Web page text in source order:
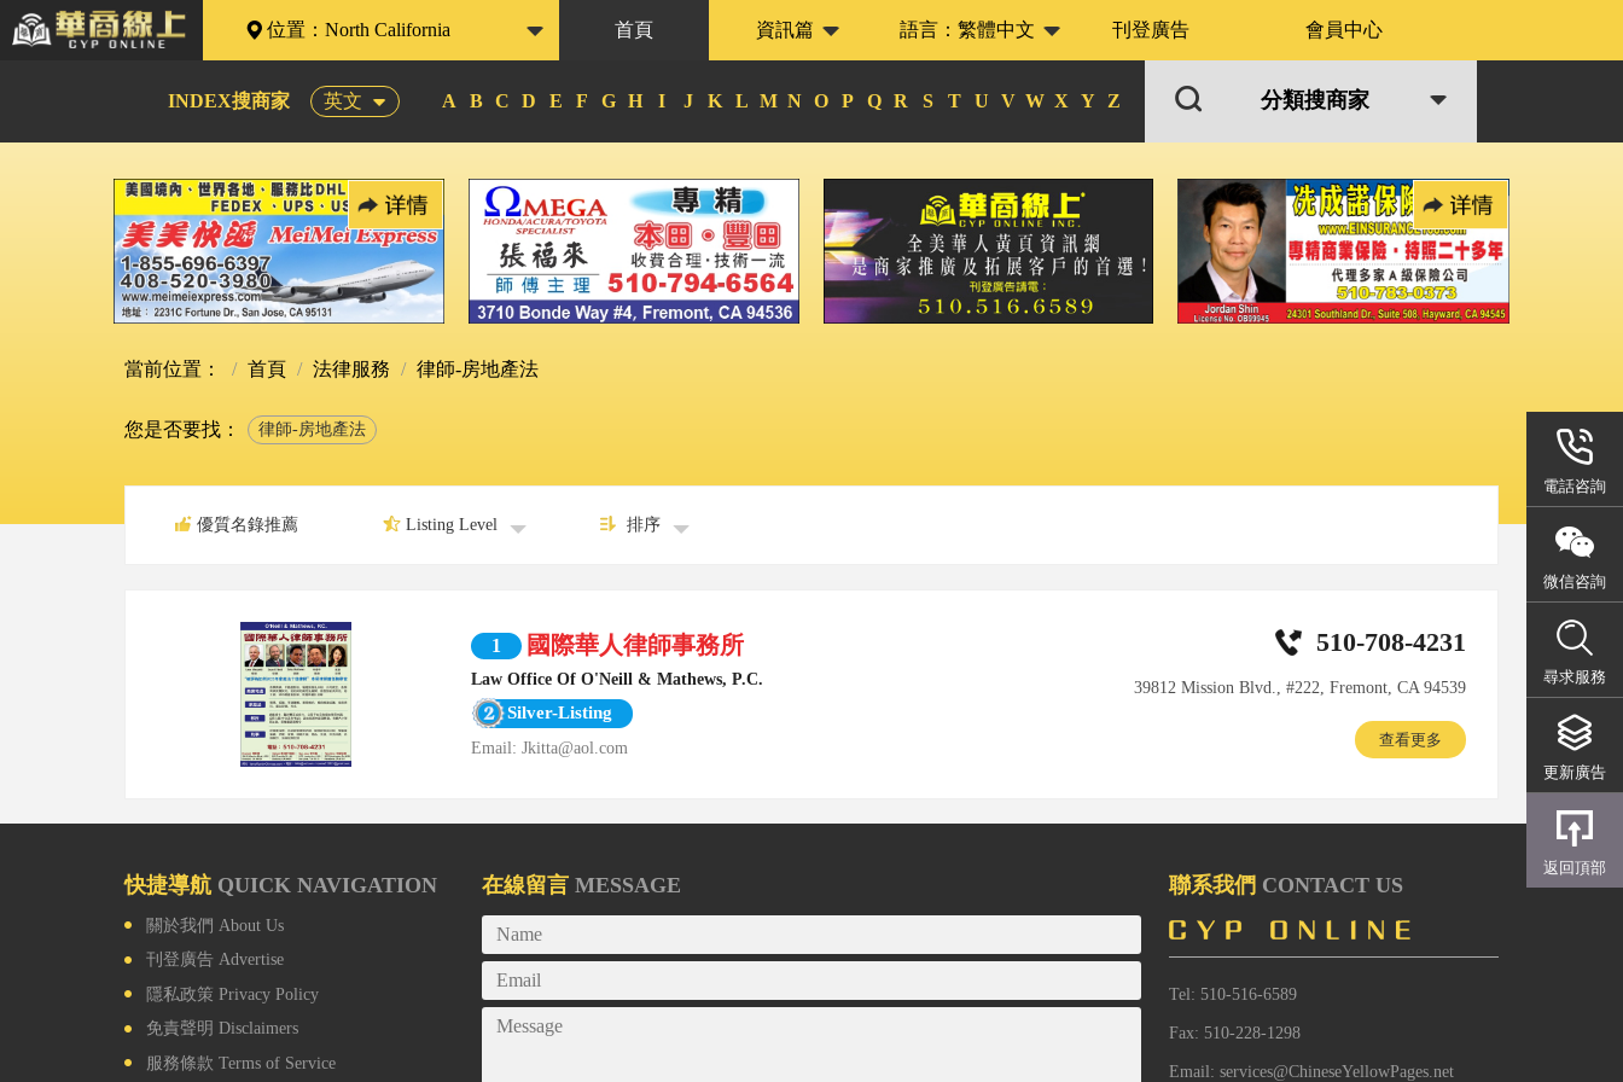
電話咨詢
微信咨詢
尋求服務
更新廣告
返回頂部
位置： North California 首頁 資訊篇 語言：繁體中文 刊登廣告 會員中心
INDEX搜商家 英文 A B C D E F G H I J K L M N O P Q R S T U V W X Y Z 分類搜商家
當前位置： 首頁 法律服務 律師-房地產法
您是否要找： 律師-房地產法
優質名錄推薦 Listing Level 排序
1 國際華人律師事務所
Law Office Of O'Neill & Mathews, P.C.
Silver-Listing
Email: Jkitta@aol.com
510-708-4231
39812 Mission Blvd., #222, Fremont, CA 94539
查看更多
快捷導航QUICK NAVIGATION
關於我們 About Us
刊登廣告 Advertise
隱私政策 Privacy Policy
免責聲明 Disclaimers
服務條款 Terms of Service
在線留言MESSAGE 聯系我們 CONTACT US
Tel: 510-516-6589
Fax: 510-228-1298
Email: services@ChineseYellowPages.net